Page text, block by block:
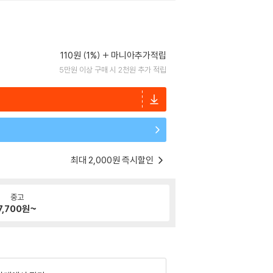
110원 (1%) 마니아추가적립
5만원 이상 구매 시 2천원 추가 적립
최대 2,000원 즉시할인
중고
원~